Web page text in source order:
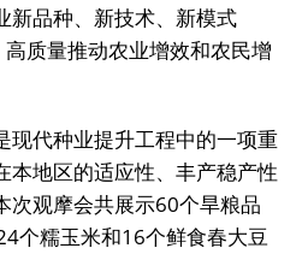
新品种、新技术、新模式
高质量推动农业增效和农民增
现代种业提升工程中的一项重
本地区的适应性、丰产稳产性
次观摩会共展示60个旱粮品
个糯玉米和16个鲜食春大豆